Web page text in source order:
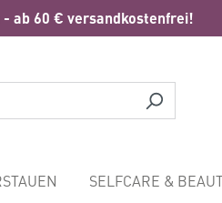
- ab 60 € versandkostenfrei!
SELFCARE &